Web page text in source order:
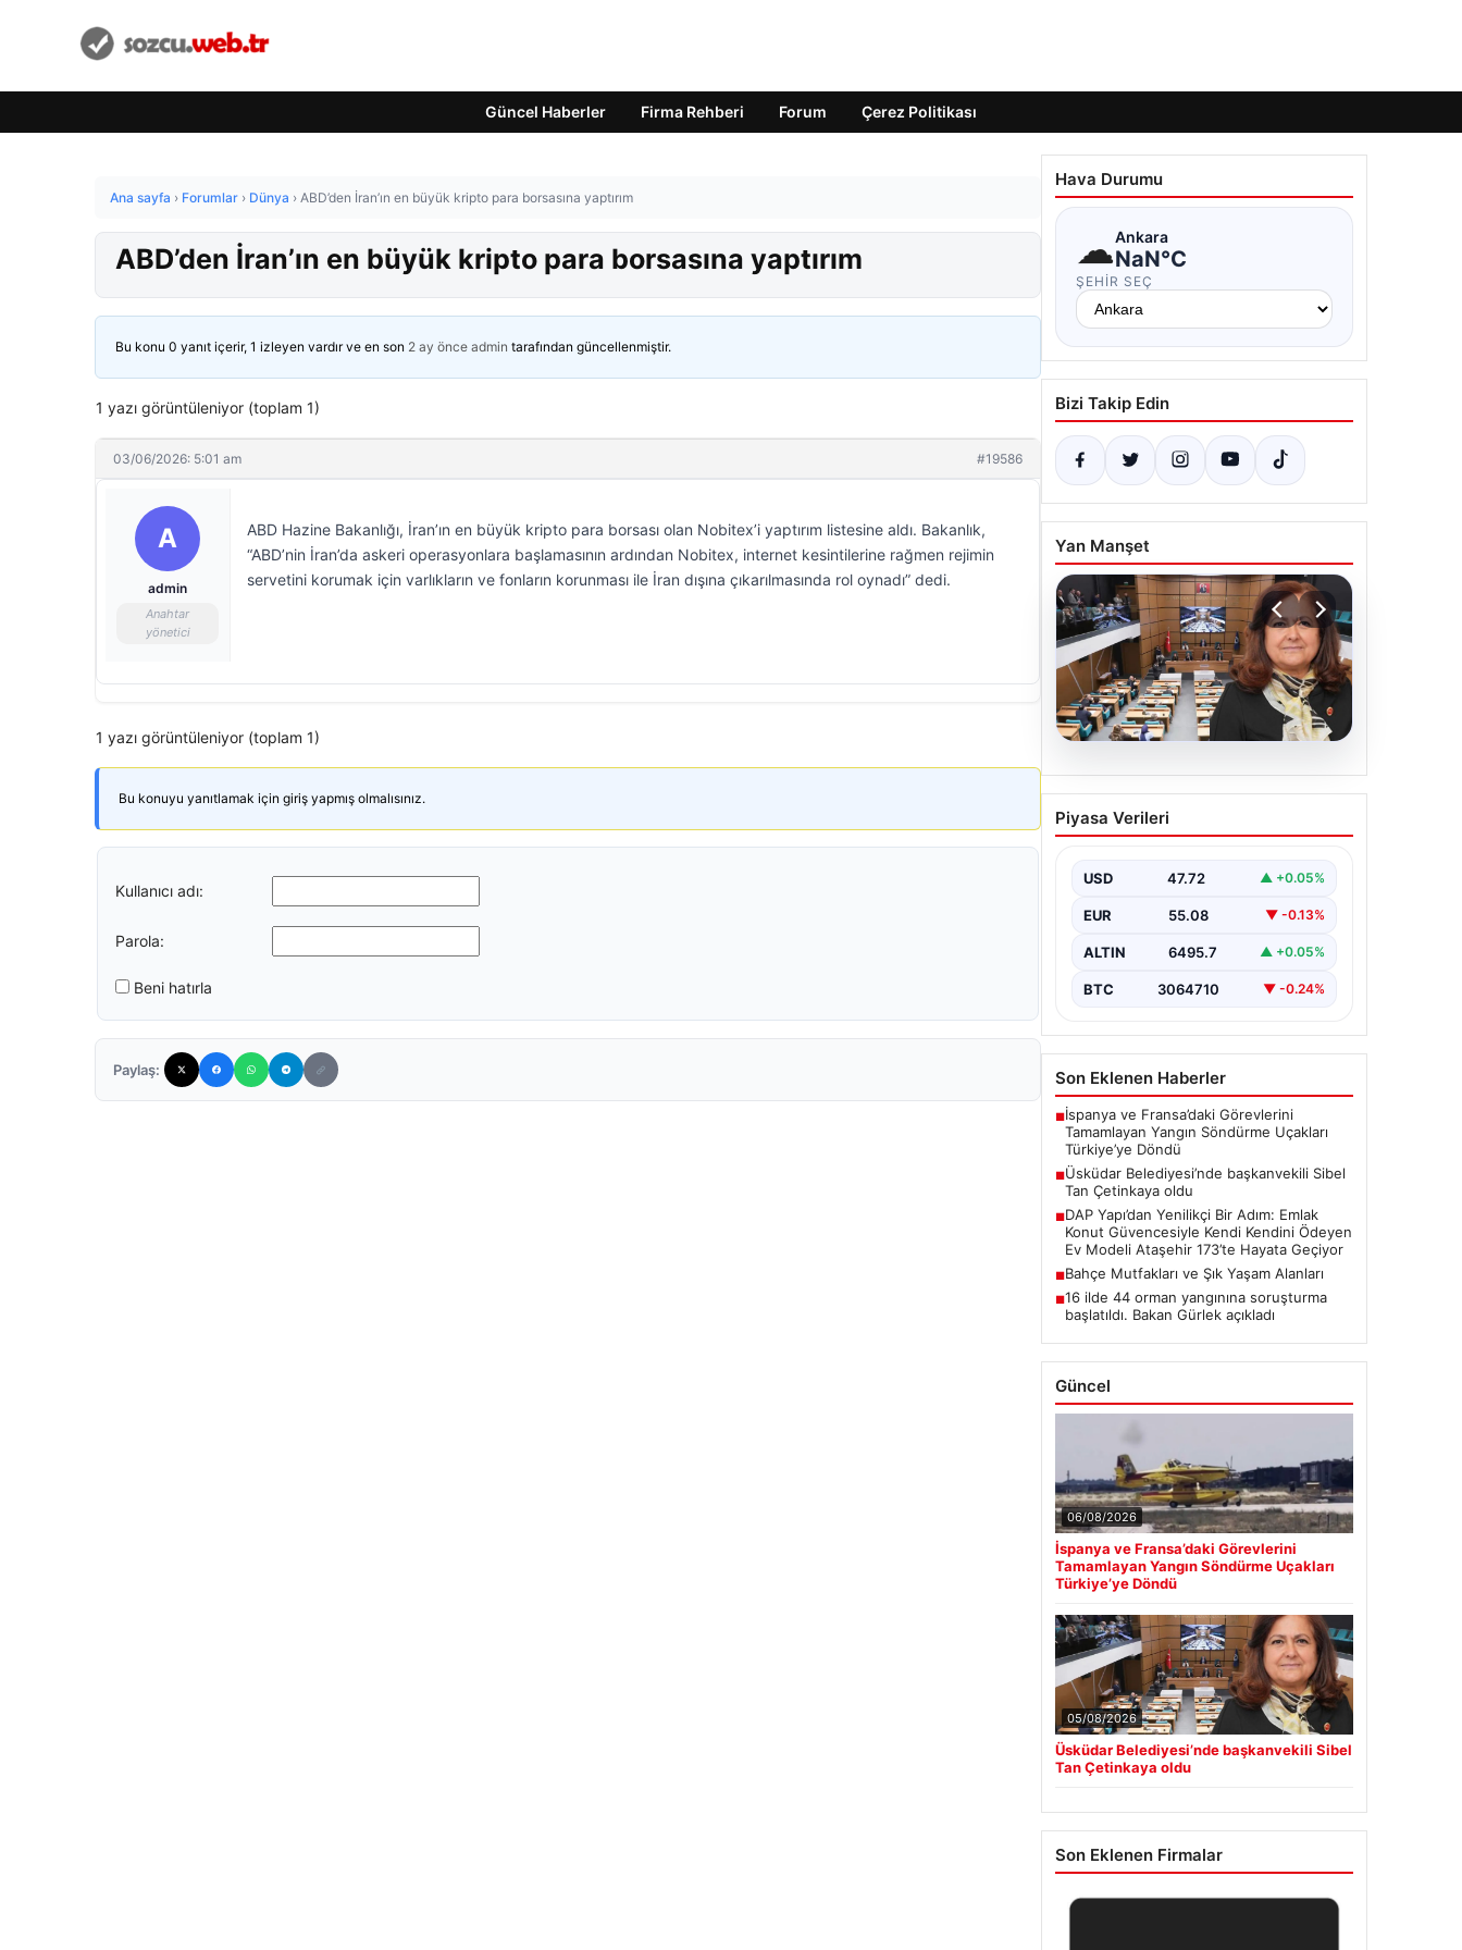
Güncel Haberler Firma Rehberi Forum Çerez Politikası
Ana sayfa › Forumlar › Dünya › ABD’den İran’ın en büyük kripto para borsasına yaptırım
ABD’den İran’ın en büyük kripto para borsasına yaptırım
Bu konu 0 yanıt içerir, 1 izleyen vardır ve en son 2 ay önce admin tarafından güncellenmiştir.
1 yazı görüntüleniyor (toplam 1)
03/06/2026: 5:01 am #19586
A
admin
Anahtar
yönetici
ABD Hazine Bakanlığı, İran’ın en büyük kripto para borsası olan Nobitex’i yaptırım listesine aldı. Bakanlık,
“ABD’nin İran’da askeri operasyonlara başlamasının ardından Nobitex, internet kesintilerine rağmen rejimin
servetini korumak için varlıkların ve fonların korunması ile İran dışına çıkarılmasında rol oynadı” dedi.
1 yazı görüntüleniyor (toplam 1)
Bu konuyu yanıtlamak için giriş yapmış olmalısınız.
Kullanıcı adı:
Parola:
Beni hatırla
Paylaş:
Hava Durumu
☁Ankara
NaN°C
ŞEHIR SEÇ
Bizi Takip Edin
Yan Manşet
Üsküdar Belediyesi’nde
başkanvekili Sibel Tan
Piyasa Verileri
USD 47.72 ▲ +0.05%
EUR 55.08 ▼ -0.13%
ALTIN 6495.7 ▲ +0.05%
BTC 3064710 ▼ -0.24%
Son Eklenen Haberler
■İspanya ve Fransa’daki Görevlerini
Tamamlayan Yangın Söndürme Uçakları
Türkiye’ye Döndü
■Üsküdar Belediyesi’nde başkanvekili Sibel
Tan Çetinkaya oldu
■DAP Yapı’dan Yenilikçi Bir Adım: Emlak
Konut Güvencesiyle Kendi Kendini Ödeyen
Ev Modeli Ataşehir 173’te Hayata Geçiyor
■Bahçe Mutfakları ve Şık Yaşam Alanları
■16 ilde 44 orman yangınına soruşturma
başlatıldı. Bakan Gürlek açıkladı
Güncel
06/08/2026
İspanya ve Fransa’daki Görevlerini
Tamamlayan Yangın Söndürme Uçakları
Türkiye’ye Döndü
05/08/2026
Üsküdar Belediyesi’nde başkanvekili Sibel
Tan Çetinkaya oldu
Son Eklenen Firmalar